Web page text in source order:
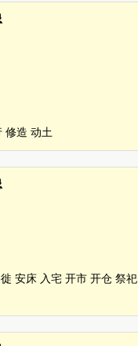
修造 动土
安床 入宅 开市 开仓 祭祀